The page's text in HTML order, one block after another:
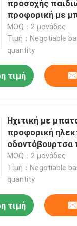
προσοχής
προφορική με
νάυλον σκληρή
Dupont
MOQ：2 μονάδες
Τιμή：Negotiable
quantity
τιμή
Ηχιτική με
προφορική
οδοντόβουρτσα
τη νάυλον
Dupont
MOQ：2 μονάδες
Τιμή：Negotiable
quantity
τιμή